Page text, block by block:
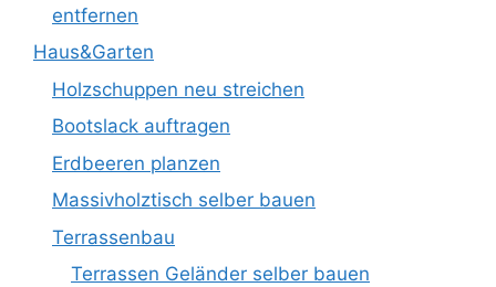
entfernen
Haus&Garten
Holzschuppen neu streichen
Bootslack auftragen
Erdbeeren planzen
Massivholztisch selber bauen
Terrassenbau
Terrassen Geländer selber bauen